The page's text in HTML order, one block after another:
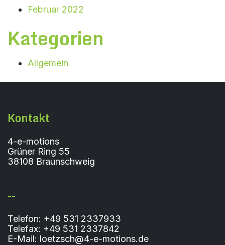
Februar 2022
Kategorien
Allgemein
Kontakt
4-e-motions
Grüner Ring 55
38108 Braunschweig
--
Telefon: +49 531 2337933
Telefax: +49 531 2337842
E-Mail: loetzsch@4-e-motions.de